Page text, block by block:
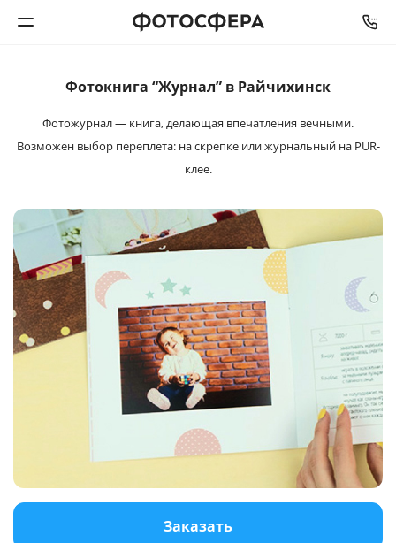
Печать фото
Интерьерная печать
Фотоподарки
Багетная мастерская
Фотокнига “Журнал” в Райчихинск
Фотожурнал — книга, делающая впечатления вечными.
Возможен выбор переплета: наскрепке или журнальный на PUR-
клее.
Заказать